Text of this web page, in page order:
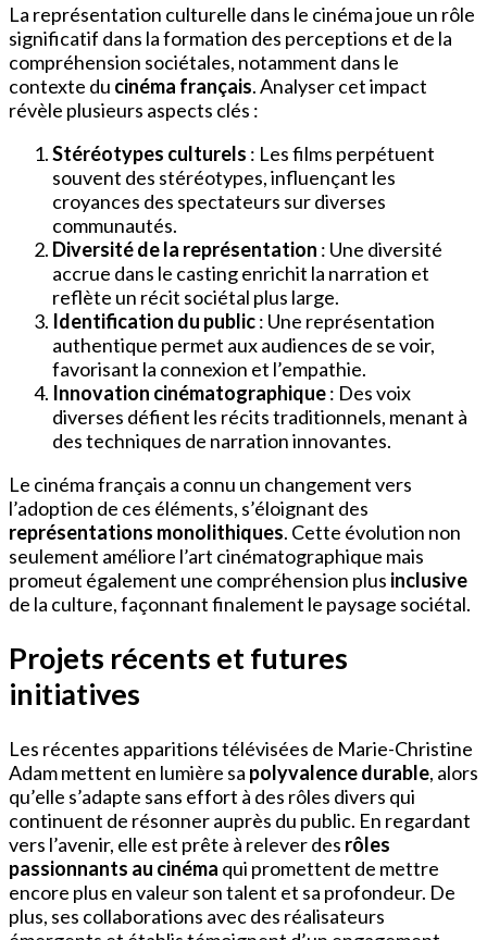
La représentation culturelle dans le cinéma joue un rôle
significatif dans la formation des perceptions et de la
compréhension sociétales, notamment dans le
contexte du cinéma français. Analyser cet impact
révèle plusieurs aspects clés :
Stéréotypes culturels : Les films perpétuent
souvent des stéréotypes, influençant les
croyances des spectateurs sur diverses
communautés.
Diversité de la représentation : Une diversité
accrue dans le casting enrichit la narration et
reflète un récit sociétal plus large.
Identification du public: Une représentation
authentique permet aux audiences de se voir,
favorisant la connexion et l’empathie.
Innovation cinématographique: Des voix
diverses défient les récits traditionnels, menant à
des techniques de narration innovantes.
Le cinéma français a connu un changement vers
l’adoption de ces éléments, s’éloignant des
représentations monolithiques. Cette évolution non
seulement améliore l’art cinématographique mais
promeut également une compréhension plus inclusive
de la culture, façonnant finalement le paysage sociétal.
Projets récents et futures
initiatives
Les récentes apparitions télévisées de Marie-Christine
Adam mettent en lumière sa polyvalence durable, alors
qu’elle s’adapte sans effort à des rôles divers qui
continuent de résonner auprès du public. En regardant
vers l’avenir, elle est prête à relever des rôles
passionnants au cinéma qui promettent de mettre
encore plus en valeur son talent et sa profondeur. De
plus, ses collaborations avec des réalisateurs